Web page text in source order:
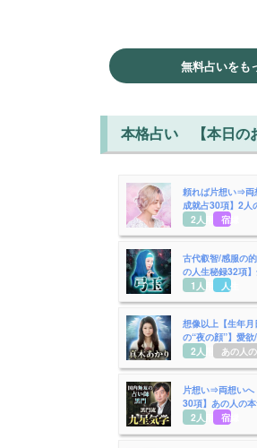
無料占いをも
本格占い 【本日の
頼れば片想い⇒両
成就占30項】2人
2人用 宿縁
古代叡智/感服の
の人生秘録32項
1人用
人生
想像以上【生年
の“夜の顔”】愛
2人用
あの人の
片想い⇒両想い
30項】あの人の
2人用
宿縁